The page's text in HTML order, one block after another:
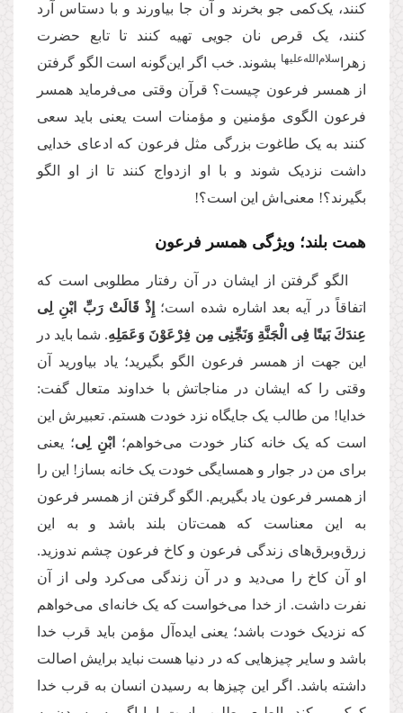
کنند، یک‌کمی جو بخرند و آن جا بیاورند و با دستاس آرد
کنند، یک قرص نان جویی تهیه کنند تا تابع حضرت
زهرا‌
سلام‌‌الله‌‌علیها بشوند. خب اگر این‌گونه است الگو گرفتن
از همسر فرعون چیست؟ قرآن وقتی می‌فرماید همسر
فرعون الگوی مؤمنین و مؤمنات است یعنی باید سعی
کنند به یک طاغوت بزرگی مثل فرعون که ادعای خدایی
داشت نزدیک شوند و با او ازدواج کنند تا از او الگو
بگیرند؟! معنی‌اش این است؟!
همت بلند؛ ویژگی همسر فرعون
الگو گرفتن از ایشان در آن رفتار مطلوبی است که
اتفاقاً در آیه بعد اشاره شده است؛
إِذْ قَالَتْ رَبِّ ابْنِ لِی
عِندَكَ بَیتًا فِی الْجَنَّةِ وَنَجِّنِی مِن فِرْعَوْنَ وَعَمَلِهِ. شما باید در
این جهت از همسر فرعون الگو بگیرید؛ یاد بیاورید آن
وقتی را که ایشان در مناجاتش با خداوند متعال گفت:
خدایا! من طالب یک جایگاه نزد خودت هستم. تعبیرش این
است که یک خانه کنار خودت می‌خواهم؛
ابْنِ لِی؛ یعنی
برای من در جوار و همسایگی خودت یک خانه بساز! این را
از همسر فرعون یاد بگیریم. الگو گرفتن از همسر فرعون
به این معناست که همت‌تان بلند باشد و به این
زرق‌وبرق‌های زندگی فرعون و کاخ فرعون چشم ندوزید.
او آن کاخ را می‌دید و در آن زندگی می‌کرد ولی از آن
نفرت داشت. از خدا می‌خواست که یک خانه‌ای می‌خواهم
که نزدیک خودت باشد؛ یعنی ایده‌آل مؤمن باید قرب خدا
باشد و سایر چیزهایی که در دنیا هست نباید برایش اصالت
داشته باشد. اگر این چیزها به رسیدن انسان به قرب خدا